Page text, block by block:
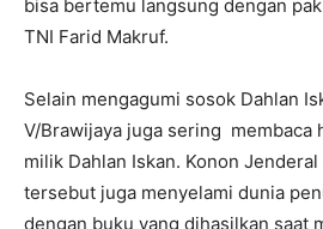
bisa bertemu langsung dengan
TNI Farid Makruf.
Selain mengagumi sosok Dahlan
V/Brawijaya juga sering membaca
milik Dahlan Iskan. Konon Jenderal
tersebut juga menyelami dunia
dengan buku yang dihasilkan saat